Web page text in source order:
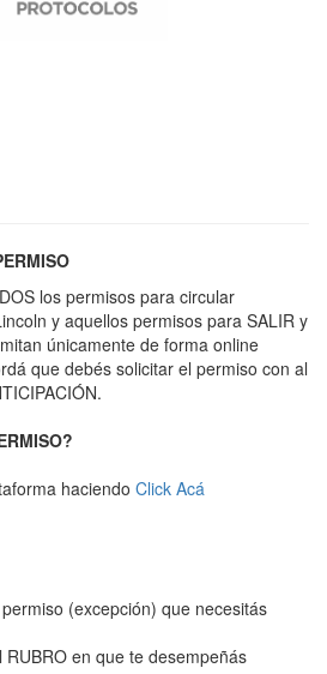
los permisos para circular
y aquellos permisos para SALIR y
únicamente de forma online
que debés solicitar el permiso con al
haciendo Click Acá
(excepción) que necesitás
en que te desempeñás